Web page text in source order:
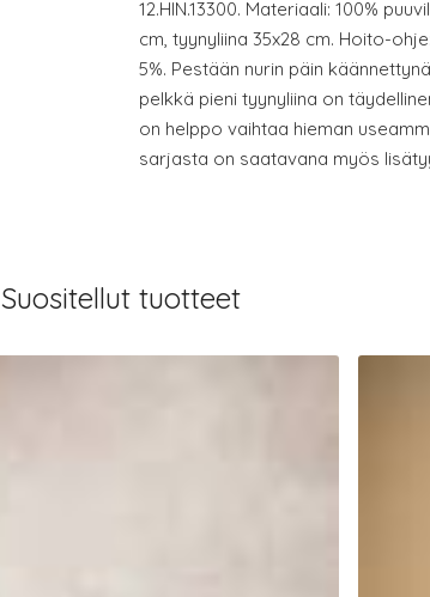
12.HIN.13300. Materiaali: 100%
cm, tyynyliina 35x28 cm. Hoito-
5%. Pestään nurin päin
pelkkä pieni tyynyliina on
on helppo vaihtaa hieman
sarjasta on saatavana myös
Suositellut tuotteet